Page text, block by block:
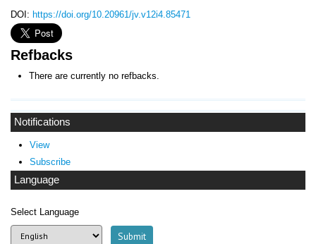
Notifications
View
Subscribe
Language
Select Language
DOI: https://doi.org/10.20961/jv.v12i4.85471
Refbacks
There are currently no refbacks.